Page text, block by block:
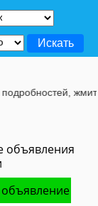
объявления
на эту строчу.